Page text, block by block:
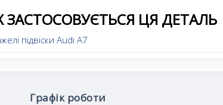
ЗАСТОСОВУЄТЬСЯ ЦЯ ДЕТАЛЬ
підвіски Audi A7
Графік роботи